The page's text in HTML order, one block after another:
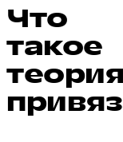
Что
такое
теория